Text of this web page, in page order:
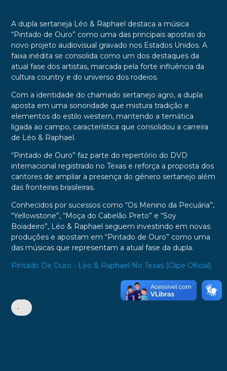
A dupla sertaneja Léo & Raphael destaca a música
“Pintado de Ouro” como uma das principais apostas do
novo projeto audiovisual gravado nos Estados Unidos. A
faixa inédita se consolida como um dos destaques da
atual fase dos artistas, marcada pela forte influência da
cultura country e do universo dos rodeios.
Com a identidade do chamado sertanejo agro, a dupla
aposta em uma sonoridade que mistura tradição e
elementos do estilo western, mantendo a temática
ligada ao campo, característica que consolidou a carreira
de Léo & Raphael.
“Pintado de Ouro” faz parte do repertório do DVD
internacional registrado no Texas e reforça a proposta dos
cantores de ampliar a presença do gênero sertanejo além
das fronteiras brasileiras.
Conhecidos por sucessos como “Os Menino da Pecuária”,
“Yellowstone”, “Moça do Cabelão Preto” e “Soy
Boiadeiro”, Léo & Raphael seguem investindo em novas
produções e apostam em “Pintado de Ouro” como uma
das músicas que representam a atual fase da dupla.
Pintado De Ouro - Léo & Raphael No Texas (Clipe Oficial)
•